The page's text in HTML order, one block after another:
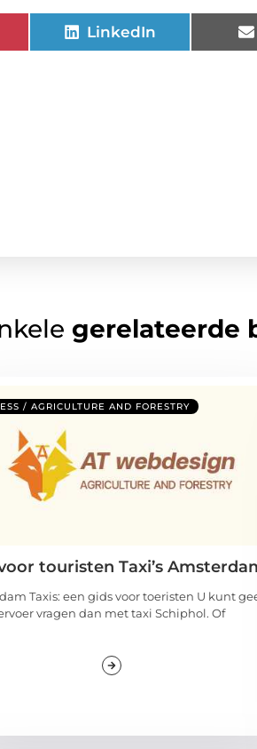
LinkedIn
gerelateerde
/ AGRICULTURE AND FORESTRY
touristen Taxi’s
Taxis: een gids voor toeristen U kunt
vragen dan met taxi Schiphol. Of